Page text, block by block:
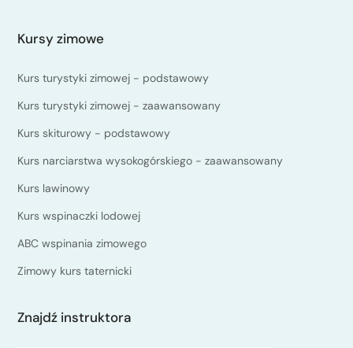
Kursy zimowe
Kurs turystyki zimowej - podstawowy
Kurs turystyki zimowej - zaawansowany
Kurs skiturowy - podstawowy
Kurs narciarstwa wysokogórskiego - zaawansowany
Kurs lawinowy
Kurs wspinaczki lodowej
ABC wspinania zimowego
Zimowy kurs taternicki
Znajdź instruktora